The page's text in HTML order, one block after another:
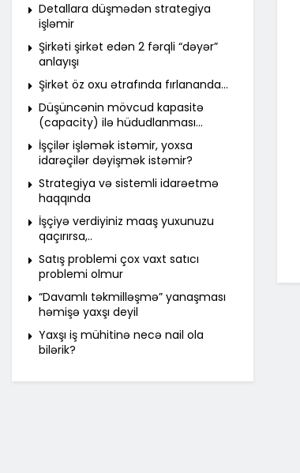
Detallara düşmədən strategiya
işləmir
Şirkəti şirkət edən 2 fərqli “dəyər”
anlayışı
Şirkət öz oxu ətrafında fırlananda…
Düşüncənin mövcud kapasitə
(capacity) ilə hüdudlanması…
İşçilər işləmək istəmir, yoxsa
idarəçilər dəyişmək istəmir?
Strategiya və sistemli idarəetmə
haqqında
İşçiyə verdiyiniz maaş yuxunuzu
qaçırırsa,..
Satış problemi çox vaxt satıcı
problemi olmur
“Davamlı təkmilləşmə” yanaşması
həmişə yaxşı deyil
Yaxşı iş mühitinə necə nail ola
bilərik?